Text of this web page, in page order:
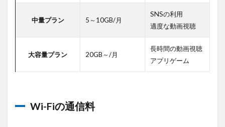
中量プラン 5～10GB/月
SNSの利用
適度な動画視聴
大容量プラン 20GB～/月
長時間の動画視聴
アプリゲーム
Wi-Fiの通信料